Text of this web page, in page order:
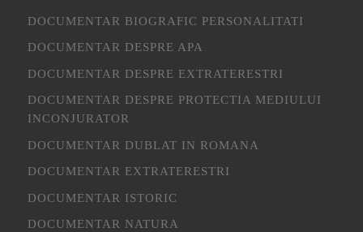
DOCUMENTAR BIOGRAFIC PERSONALITATI
DOCUMENTAR DESPRE APA
DOCUMENTAR DESPRE EXTRATERESTRI
DOCUMENTAR DESPRE PROTECTIA MEDIULUI
INCONJURATOR
DOCUMENTAR DUBLAT IN ROMANA
DOCUMENTAR EXTRATERESTRI
DOCUMENTAR ISTORIC
DOCUMENTAR NATURA